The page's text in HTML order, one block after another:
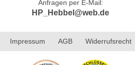
Anfragen per E-Mail:
HP_Hebbel@web.de
Impressum AGB Widerrufsrecht